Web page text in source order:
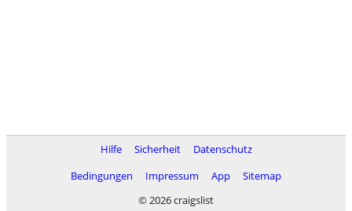
Hilfe Sicherheit
Datenschutz
Bedingungen
Impressum App
Sitemap
© 2026 craigslist